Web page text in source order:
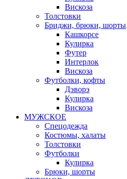
Вискоза
Толстовки
Бриджи, брюки, шорты
Кашкорсе
Кулирка
Футер
Интерлок
Вискоза
Футболки, кофты
Дэворэ
Кулирка
Вискоза
МУЖСКОЕ
Спецодежда
Костюмы, халаты
Толстовки
Футболки
Кулирка
Брюки, шорты